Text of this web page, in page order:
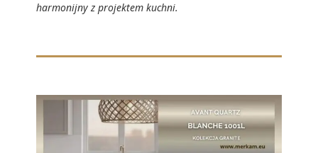
harmonijny z projektem kuchni.